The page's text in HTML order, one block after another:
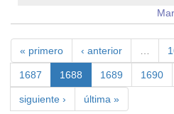
« primero ‹ anterior
1687 1688 1689 1690
siguiente › última »